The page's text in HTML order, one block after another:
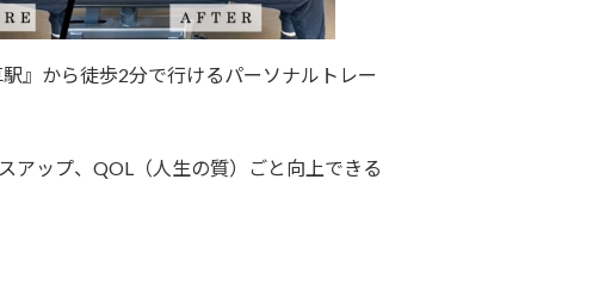
』から徒歩2分で行けるパーソナルトレー
アップ、QOL（人生の質）ごと向上できる